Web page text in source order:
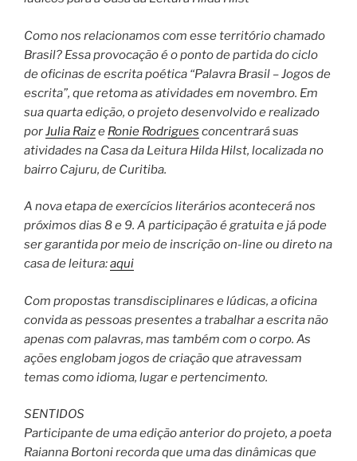
Como nos relacionamos com esse território chamado
Brasil? Essa provocação é o ponto de partida do ciclo
de oficinas de escrita poética “Palavra Brasil – Jogos de
escrita”, que retoma as atividades em novembro. Em
sua quarta edição, o projeto desenvolvido e realizado
porJulia Raize Ronie Rodrigues concentrará suas
atividades na Casa da Leitura Hilda Hilst, localizada no
bairro Cajuru, de Curitiba.
A nova etapa de exercícios literários acontecerá nos
próximos dias 8 e 9. A participação é gratuita e já pode
ser garantida por meio de inscrição on-line ou direto na
casa de leitura:aqui
Com propostas transdisciplinares e lúdicas, a oficina
convida as pessoas presentes a trabalhar a escrita não
apenas com palavras, mas também com o corpo. As
ações englobam jogos de criação que atravessam
temas como idioma, lugar e pertencimento.
SENTIDOS
Participante de uma edição anterior do projeto, a poeta
Raianna Bortoni recorda que uma das dinâmicas que